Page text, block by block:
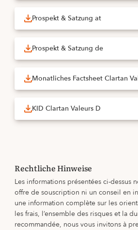
Prospekt & Satzung at
Prospekt & Satzung de
Monatliches Factsheet Clartan
KID Clartan Valeurs D
Rechtliche Hinweise
Les informations présentées ci-dessus
offre de souscription ni un conseil en
une information complète sur les
les frais, l’ensemble des risques et la
recommandée, nous vous invitons à